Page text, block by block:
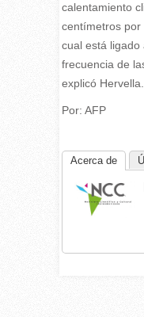
calentamiento
centímetros por
cual está ligado
frecuencia de
explicó Hervella.
Por: AFP
Acerca de